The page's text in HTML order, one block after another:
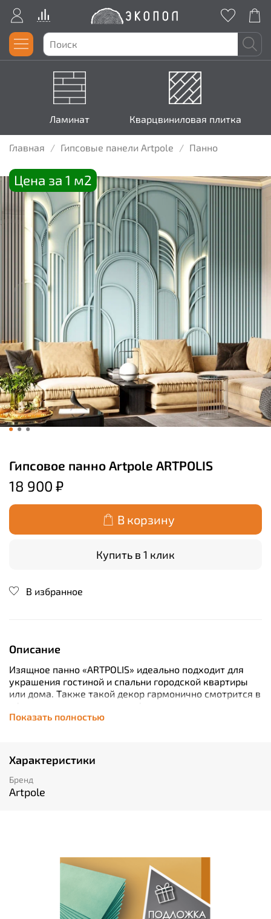
Ламинат Кварцвиниловая плитка
Главная Гипсовые панели Artpole Панно
Цена за 1 м2
Гипсовое панно Artpole ARTPOLIS
18 900 ₽
В корзину
Купить в 1 клик
В избранное
Описание
Изящное панно «ARTPOLIS» идеально подходит для
украшения гостиной и спальни городской квартиры
или дома. Также такой декор гармонично смотрится в
развлекательных заведениях, учебных центрах,
пространства и тесной близости деталей достоверно
передает контрастные эмоции, испытываемые от
города. Декоративное панно монтируется из
отдельных элементов в соответствии с раскладкой.
Швы легко декорируются, что делает композицию
видения их можно было окрасить в один тон или
прорисовать отдельные детали разными красками.
При производстве используется российский гипс без
опасных примесей, обеспечивающий экологичность и
пожаростойкость изделий.
Показать полностью
Характеристики
Бренд
Artpole